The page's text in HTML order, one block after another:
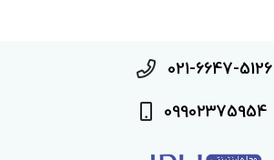
021-6647-5126
09902375954